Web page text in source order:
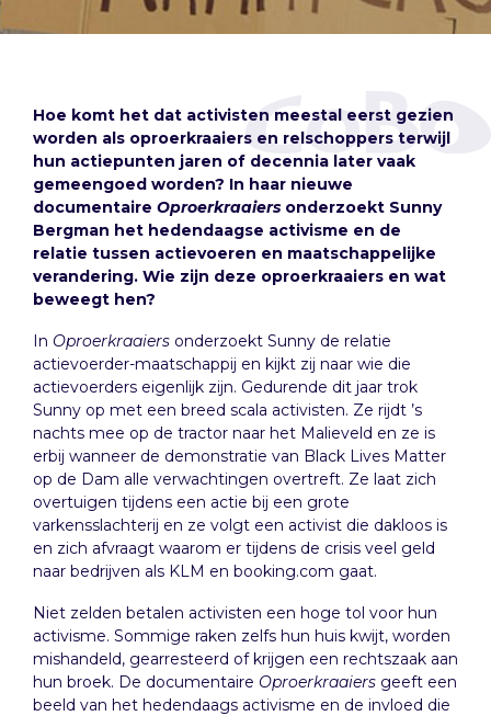
Hoe komt het dat activisten meestal eerst gezien
worden als oproerkraaiers en relschoppers terwijl
hun actiepunten jaren of decennia later vaak
gemeengoed worden? In haar nieuwe
documentaire Oproerkraaiers onderzoekt Sunny
Bergman het hedendaagse activisme en de
relatie tussen actievoeren en maatschappelijke
verandering. Wie zijn deze oproerkraaiers en wat
beweegt hen?
In Oproerkraaiers onderzoekt Sunny de relatie
actievoerder-maatschappij en kijkt zij naar wie die
actievoerders eigenlijk zijn. Gedurende dit jaar trok
Sunny op met een breed scala activisten. Ze rijdt ’s
nachts mee op de tractor naar het Malieveld en ze is
erbij wanneer de demonstratie van Black Lives Matter
op de Dam alle verwachtingen overtreft. Ze laat zich
overtuigen tijdens een actie bij een grote
varkensslachterij en ze volgt een activist die dakloos is
en zich afvraagt waarom er tijdens de crisis veel geld
naar bedrijven als KLM en booking.com gaat.
Niet zelden betalen activisten een hoge tol voor hun
activisme. Sommige raken zelfs hun huis kwijt, worden
mishandeld, gearresteerd of krijgen een rechtszaak aan
hun broek. De documentaire Oproerkraaiers geeft een
beeld van het hedendaags activisme en de invloed die